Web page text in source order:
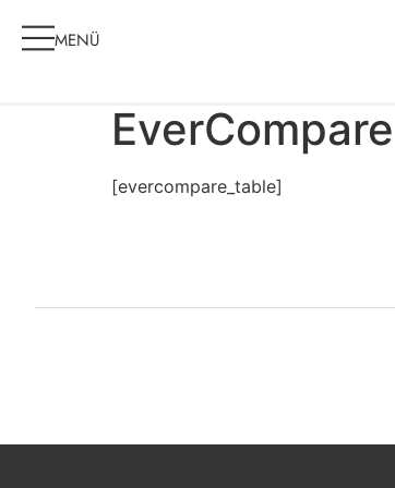
MENÜ
EverCompare
[evercompare_table]